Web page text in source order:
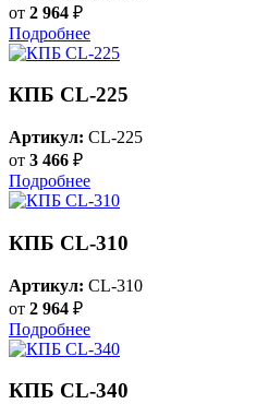
от 2 964 ₽
Подробнее
КПБ CL-225
Артикул: CL-225
от 3 466 ₽
Подробнее
КПБ CL-310
Артикул: CL-310
от 2 964 ₽
Подробнее
КПБ CL-340